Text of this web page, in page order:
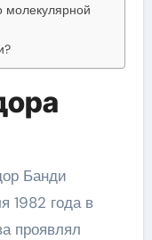
Банди
1982 года в
проявлял